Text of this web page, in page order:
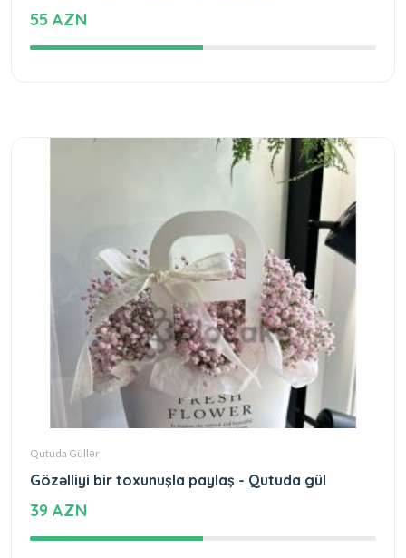
55 AZN
Qutuda Güllər
Gözəlliyi bir toxunuşla paylaş - Qutuda gül
39 AZN